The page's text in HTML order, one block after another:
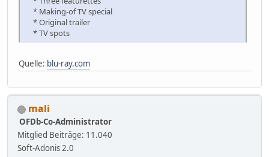
* Making-of TV special
* Original trailer
* TV spots
Quelle: blu-ray.com
mali
OFDb-Co-Administrator
Mitglied Beiträge: 11.040
Soft-Adonis 2.0